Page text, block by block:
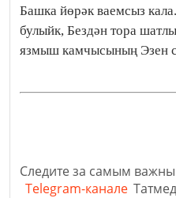
Башка йөрәк ваемсыз
булыйк, Бездән тора
язмыш камчысының Эзен
Следите за самым
Telegram-канале